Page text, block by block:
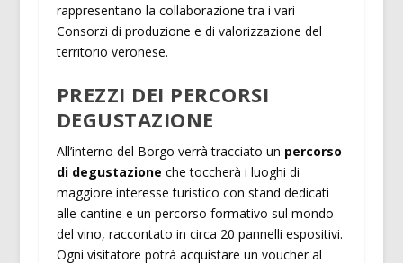
rappresentano la collaborazione tra i vari
Consorzi di produzione e di valorizzazione del
territorio veronese.
PREZZI DEI PERCORSI
DEGUSTAZIONE
All’interno del Borgo verrà tracciato un percorso
di degustazione che toccherà i luoghi di
maggiore interesse turistico con stand dedicati
alle cantine e un percorso formativo sul mondo
del vino, raccontato in circa 20 pannelli espositivi.
Ogni visitatore potrà acquistare un voucher al